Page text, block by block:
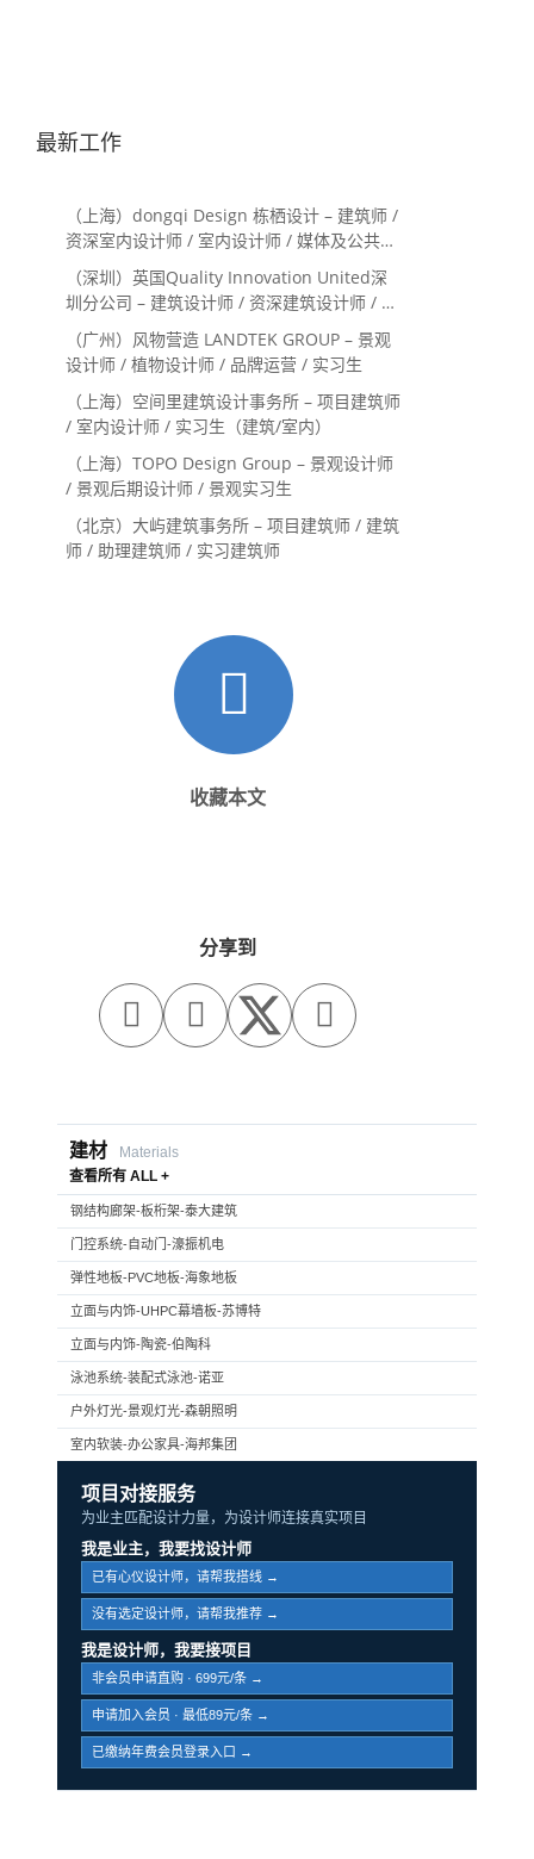
最新工作
（上海）dongqi Design 栋栖设计 – 建筑师 /
资深室内设计师 / 室内设计师 / 媒体及公共关
系主管 / 设计实习生（常年招聘）
（深圳）英国Quality Innovation United深
圳分公司 – 建筑设计师 / 资深建筑设计师 / 室
内设计师 / 设计实习生
（广州）风物营造 LANDTEK GROUP – 景观
设计师 / 植物设计师 / 品牌运营 / 实习生
（上海）空间里建筑设计事务所 – 项目建筑师
/ 室内设计师 / 实习生（建筑/室内）
（上海）TOPO Design Group – 景观设计师
/ 景观后期设计师 / 景观实习生
（北京）大屿建筑事务所 – 项目建筑师 / 建筑
师 / 助理建筑师 / 实习建筑师
收藏本文
分享到
  
建材
Materials
查看所有 ALL +
钢结构廊架-板桁架-泰大建筑
门控系统-自动门-濠振机电
弹性地板-PVC地板-海象地板
立面与内饰-UHPC幕墙板-苏博特
立面与内饰-陶瓷-伯陶科
泳池系统-装配式泳池-诺亚
户外灯光-景观灯光-森朝照明
室内软装-办公家具-海邦集团
项目对接服务
为业主匹配设计力量，为设计师连接真实项目
我是业主，我要找设计师
已有心仪设计师，请帮我搭线 →
没有选定设计师，请帮我推荐 →
我是设计师，我要接项目
非会员申请直购 · 699元/条 →
申请加入会员 · 最低89元/条 →
已缴纳年费会员登录入口 →